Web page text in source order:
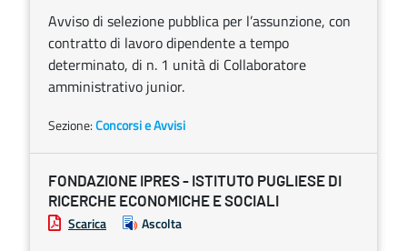
Avviso di selezione pubblica per l’assunzione, con
contratto di lavoro dipendente a tempo
determinato, di n. 1 unità di Collaboratore
amministrativo junior.
Sezione:Concorsi e Avvisi
FONDAZIONE IPRES - ISTITUTO PUGLIESE DI
RICERCHE ECONOMICHE E SOCIALI
Scarica Ascolta